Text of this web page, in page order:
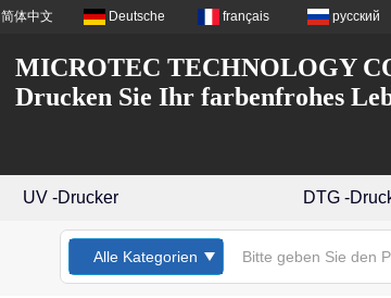
简体中文 Deutsche français русский
MICROTEC TECHNOLOGY
Drucken Sie Ihr farbenfrohes
UV -Drucker DTG -
Alle Kategorien